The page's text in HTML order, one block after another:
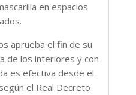
en espacios
aprueba el fin de su
de los interiores y con
es efectiva desde el
el Real Decreto